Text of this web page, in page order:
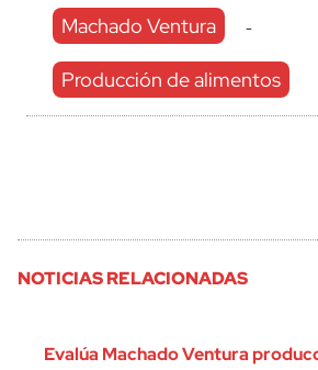
Machado Ventura -
Producción de alimentos
NOTICIAS RELACIONADAS
Evalúa Machado Ventura